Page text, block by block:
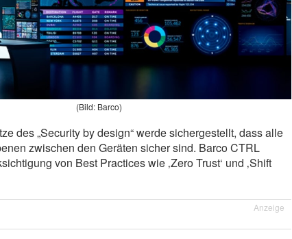
(Bild: Barco)
des „Security by design“ werde sichergestellt, dass alle
zwischen den Geräten sicher sind. Barco CTRL
von Best Practices wie ‚Zero Trust‘ und ‚Shift
Anzeige